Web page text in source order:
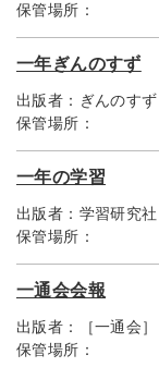
保管場所：
一年ぎんのすず
出版者： ぎんのすず
保管場所：
一年の学習
出版者： 学習研究社
保管場所：
一通会会報
出版者：
［一通会］
保管場所：